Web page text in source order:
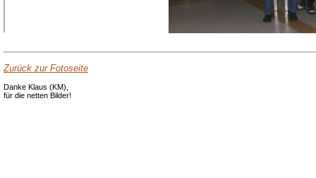
Zurück zur Fotoseite
Danke Klaus (KM),
für die netten Bilder!